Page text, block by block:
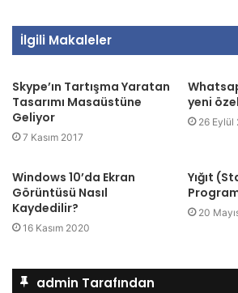
o
r
t
K
o
y
a
E
c
İlgili Makaleler
Skype’ın Tartışma Yaratan
Tasarımı Masaüstüne
Geliyor
7 Kasım 2017
yeni
26 Eylül
Windows 10’da Ekran
Görüntüsü Nasıl
Kaydedilir?
16 Kasım 2020
Yığıt
20
admin Tarafından